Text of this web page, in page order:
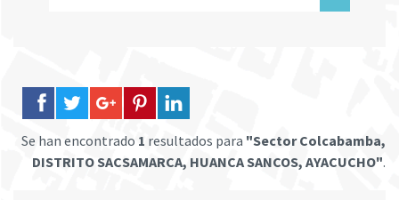
Se han encontrado 1 resultados para "Sector Colcabamba,
DISTRITO SACSAMARCA, HUANCA SANCOS, AYACUCHO".